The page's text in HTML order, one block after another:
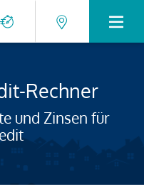
Rechner
und Zinsen für